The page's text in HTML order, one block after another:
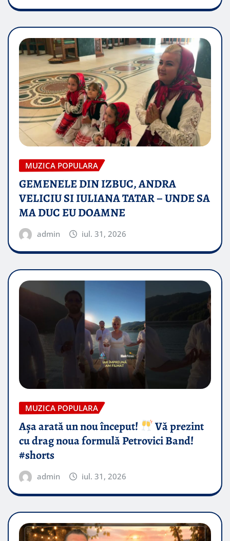
MUZICA POPULARA
GEMENELE DIN IZBUC, ANDRA
VELICIU SI IULIANA TATAR – UNDE SA
MA DUC EU DOAMNE
admin iul. 31, 2026
MUZICA POPULARA
Așa arată un nou început!
Vă prezint
cu drag noua formulă Petrovici Band!
#shorts
admin iul. 31, 2026